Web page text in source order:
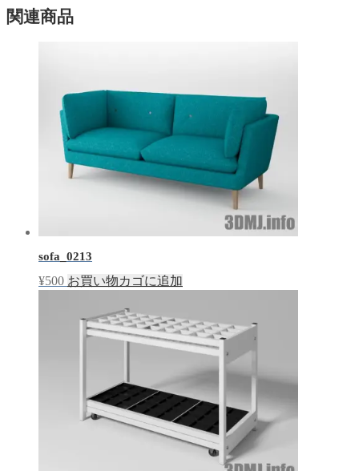
ィ
ン
ド
だ
さ
ン
開
き
ま
す)
関連商品
sofa_0213
¥500 お買い物カゴに追加